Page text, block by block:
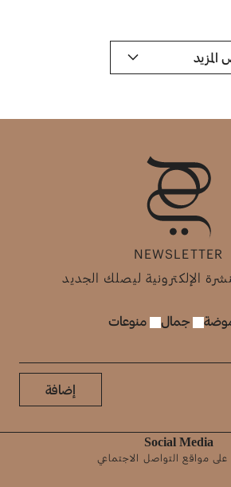
NEWSLETTER
الإلكترونية ليصلك الجديد
جمال منوعات
إضافة
Social Media
على مواقع التواصل الاجتماعي